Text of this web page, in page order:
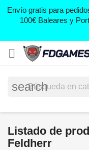
Envío gratis para
100€ Baleares y

search
Listado de
Feldherr